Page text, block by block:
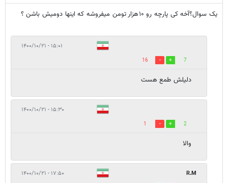
یک سوال؟آخه کی پارچه رو ۱۰هزار تومن میفروشه که اینها دومیش باشن ؟
۱۵:۰۱ - ۱۴۰۰/۱۰/۲۱
7
16
دلیلش طمع هست
۱۵:۳۰ - ۱۴۰۰/۱۰/۲۱
2
1
والا
R.M ۱۷:۵۰ - ۱۴۰۰/۱۰/۲۱